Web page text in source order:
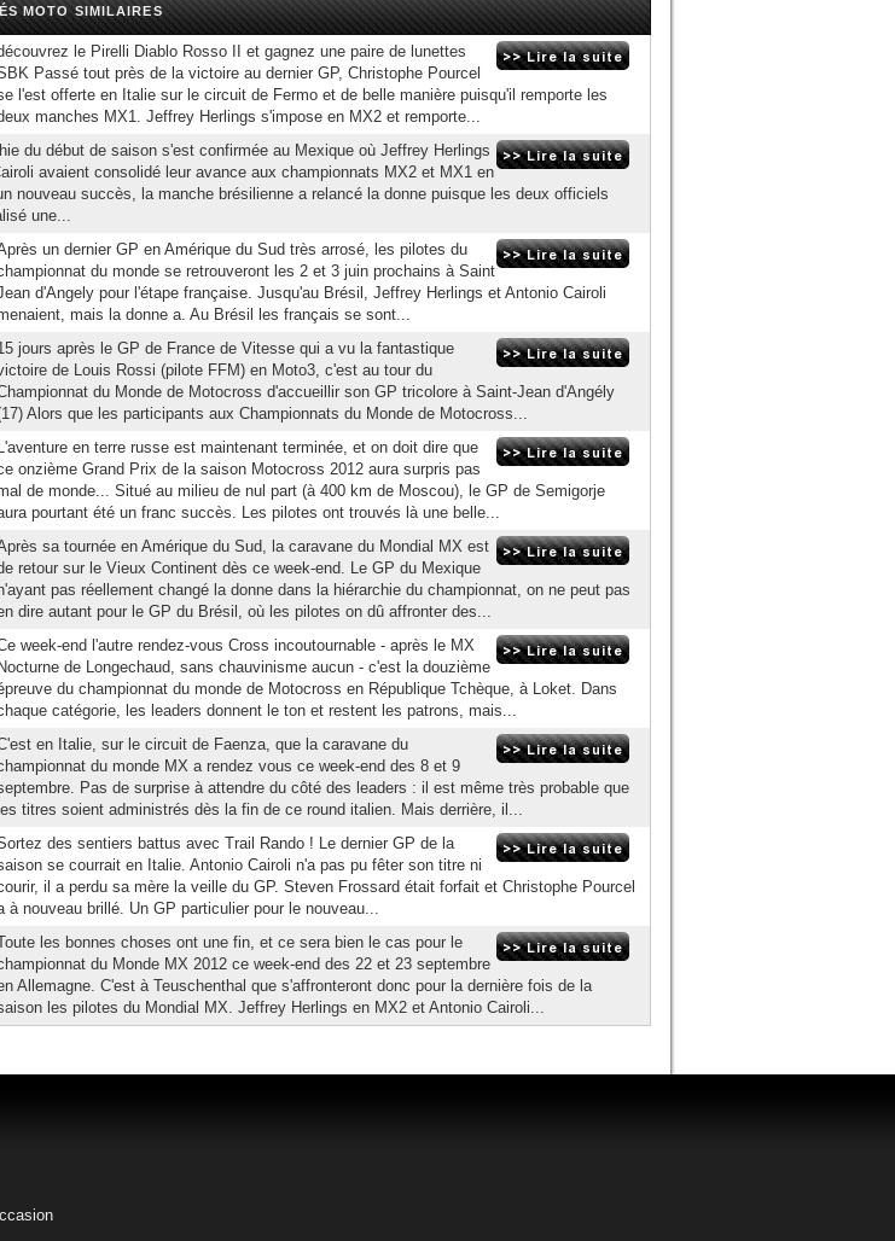
MOTO SIMILAIRES
le Pirelli Diablo Rosso II et gagnez une paire de lunettes
Passé tout près de la victoire au dernier GP, Christophe Pourcel
l'est offerte en Italie sur le circuit de Fermo et de belle manière puisqu'il remporte les
manches MX1. Jeffrey Herlings s'impose en MX2 et remporte...
du début de saison s'est confirmée au Mexique où Jeffrey Herlings
avaient consolidé leur avance aux championnats MX2 et MX1 en
nouveau succès, la manche brésilienne a relancé la donne puisque les deux officiels
une...
un dernier GP en Amérique du Sud très arrosé, les pilotes du
du monde se retrouveront les 2 et 3 juin prochains à Saint
d'Angely pour l'étape française. Jusqu'au Brésil, Jeffrey Herlings et Antonio Cairoli
mais la donne a. Au Brésil les français se sont...
jours après le GP de France de Vitesse qui a vu la fantastique
de Louis Rossi (pilote FFM) en Moto3, c'est au tour du
du Monde de Motocross d'accueillir son GP tricolore à Saint-Jean d'Angély
Alors que les participants aux Championnats du Monde de Motocross...
L'aventure en terre russe est maintenant terminée, et on doit dire que
onzième Grand Prix de la saison Motocross 2012 aura surpris pas
de monde... Situé au milieu de nul part (à 400 km de Moscou), le GP de Semigorje
pourtant été un franc succès. Les pilotes ont trouvés là une belle...
sa tournée en Amérique du Sud, la caravane du Mondial MX est
retour sur le Vieux Continent dès ce week-end. Le GP du Mexique
pas réellement changé la donne dans la hiérarchie du championnat, on ne peut pas
dire autant pour le GP du Brésil, où les pilotes on dû affronter des...
week-end l'autre rendez-vous Cross incoutournable - après le MX
Nocturne de Longechaud, sans chauvinisme aucun - c'est la douzième
du championnat du monde de Motocross en République Tchèque, à Loket. Dans
catégorie, les leaders donnent le ton et restent les patrons, mais...
en Italie, sur le circuit de Faenza, que la caravane du
du monde MX a rendez vous ce week-end des 8 et 9
Pas de surprise à attendre du côté des leaders : il est même très probable que
les titres soient administrés dès la fin de ce round italien. Mais derrière, il...
des sentiers battus avec Trail Rando ! Le dernier GP de la
se courrait en Italie. Antonio Cairoli n'a pas pu fêter son titre ni
il a perdu sa mère la veille du GP. Steven Frossard était forfait et Christophe Pourcel
à nouveau brillé. Un GP particulier pour le nouveau...
les bonnes choses ont une fin, et ce sera bien le cas pour le
du Monde MX 2012 ce week-end des 22 et 23 septembre
Allemagne. C'est à Teuschenthal que s'affronteront donc pour la dernière fois de la
les pilotes du Mondial MX. Jeffrey Herlings en MX2 et Antonio Cairoli...